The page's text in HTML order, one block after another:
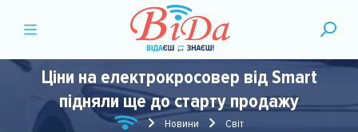
Ціни на електрокросовер від Smart
підняли ще до старту продажу
Новини Світ